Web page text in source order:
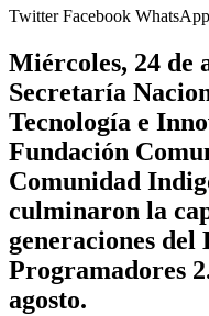
TwitterFacebook WhatsApp
Miércoles, 24 de
Secretaría
Tecnología e
Fundación
Comunidad
culminaron la
generaciones
Programadores
agosto.